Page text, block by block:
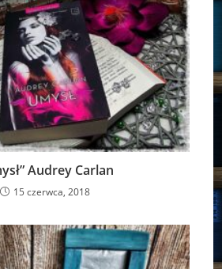
Audrey Carlan
15 czerwca, 2018